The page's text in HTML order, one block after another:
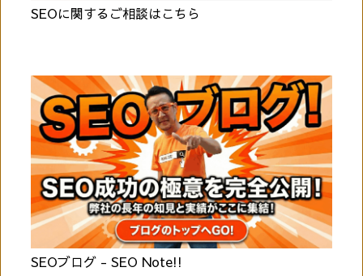
SEOに関するご相談はこちら
SEOブログ - SEO Note!!